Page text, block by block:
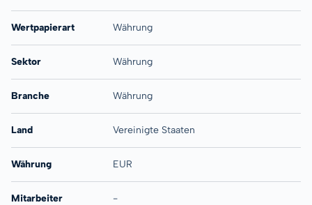
Wertpapierart Währung
Sektor Währung
Branche Währung
Land Vereinigte Staaten
Währung EUR
Mitarbeiter -